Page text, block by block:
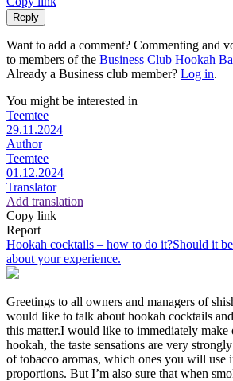
Reply
Want to add a comment? Commenting and
to members of the Business Club Hookah
Already a Business club member? Log in.
You might be interested in
Teemtee
29.11.2024
Author
Teemtee
01.12.2024
Translator
Add translation
Copy link
Report
Hookah cocktails – how to do it?Should it
about your experience.
Greetings to all owners and managers of
would like to talk about hookah cocktails
this matter.I would like to immediately make
hookah, the taste sensations are very
of tobacco aromas, which ones you will use
proportions. But I’m also sure that when